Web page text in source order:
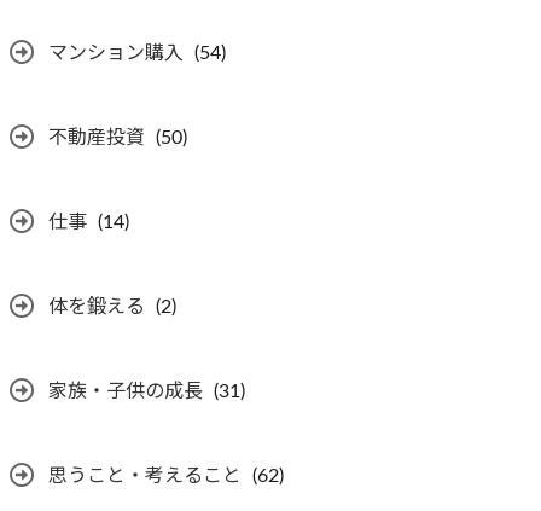
マンション購入 (54)
不動産投資 (50)
仕事 (14)
体を鍛える (2)
家族・子供の成長 (31)
思うこと・考えること (62)